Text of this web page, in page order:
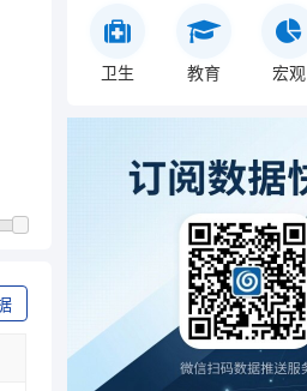
卫生 教育 宏观